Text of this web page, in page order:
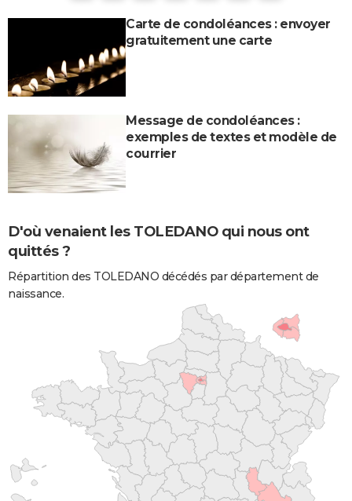
Carte de condoléances : envoyer
gratuitement une carte
Message de condoléances :
exemples de textes et modèle de
courrier
D'où venaient les TOLEDANO qui nous ont
quittés ?
Répartition des TOLEDANO décédés par département de
naissance.